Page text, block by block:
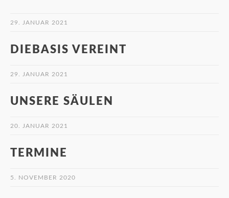
29. JANUAR 2021
DIEBASIS VEREINT
29. JANUAR 2021
UNSERE SÄULEN
20. JANUAR 2021
TERMINE
5. NOVEMBER 2020